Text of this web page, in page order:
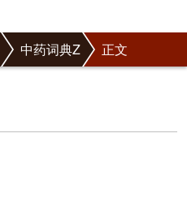
中药词典Z 正文